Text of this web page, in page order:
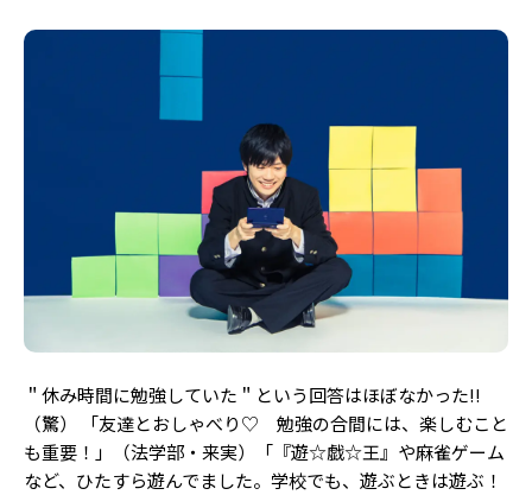
＂休み時間に勉強していた＂という回答はほぼなかった!!
（驚） 「友達とおしゃべり♡ 勉強の合間には、楽しむこと
も重要！」（法学部・来実）「『遊☆戯☆王』や麻雀ゲーム
など、ひたすら遊んでました。学校でも、遊ぶときは遊ぶ！